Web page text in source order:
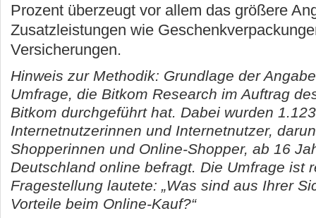
Prozent überzeugt vor allem das größere
Zusatzleistungen wie
Versicherungen.
Hinweis zur Methodik: Grundlage der
Umfrage, die Bitkom Research im Auftrag
Bitkom durchgeführt hat. Dabei wurden 1.123
Internetnutzerinnen und Internetnutzer,
Shopperinnen und Online-Shopper, ab 16
Deutschland online befragt. Die Umfrage ist
Fragestellung lautete: „Was sind aus Ihrer
Vorteile beim Online-Kauf?“